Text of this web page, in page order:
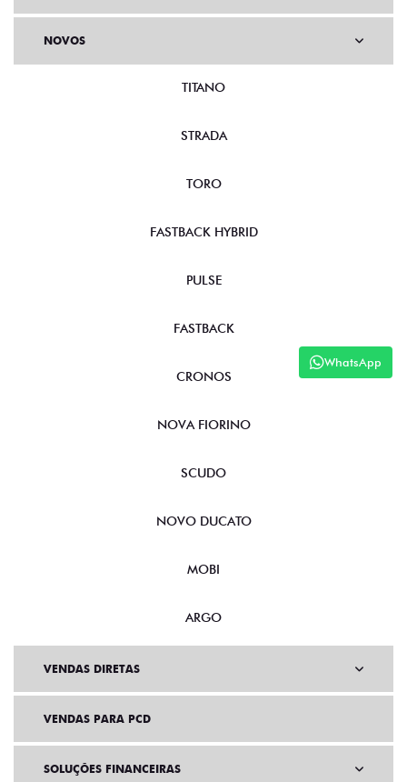
WhatsApp
NOVOS
TITANO
STRADA
TORO
FASTBACK HYBRID
PULSE
FASTBACK
CRONOS
NOVA FIORINO
SCUDO
NOVO DUCATO
MOBI
ARGO
VENDAS DIRETAS
VENDAS PARA PCD
SOLUÇÕES FINANCEIRAS